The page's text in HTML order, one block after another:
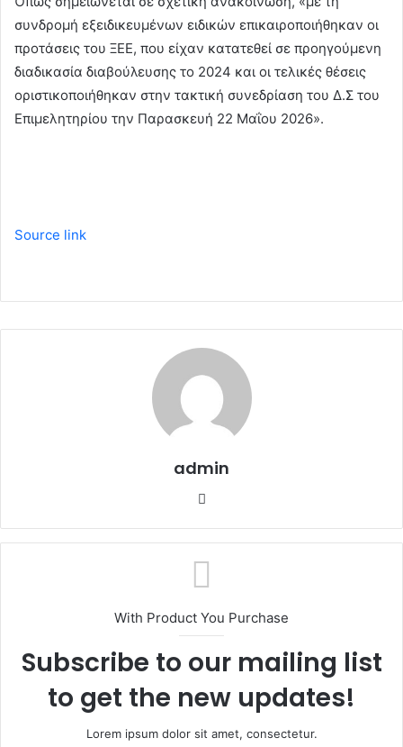
συνδρομή εξειδικευμένων ειδικών επικαιροποιήθηκαν οι
προτάσεις του ΞΕΕ, που είχαν κατατεθεί σε προηγούμενη
διαδικασία διαβούλευσης το 2024 και οι τελικές θέσεις
οριστικοποιήθηκαν στην τακτική συνεδρίαση του Δ.Σ του
Επιμελητηρίου την Παρασκευή 22 Μαΐου 2026».
Source link
admin
b
s
i
e
With Product You Purchase
Subscribe to our mailing list
to get the new updates!
Lorem ipsum dolor sit amet, consectetur.